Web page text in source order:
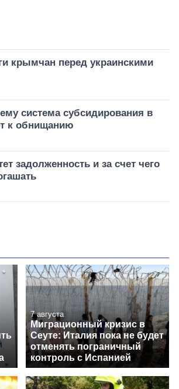
крымчан перед украинскими
система субсидирования в
к обнищанию
задолженность и за счет чего
7 августа
Миграционный кризис в
Сеуте: Италия пока не будет
отменять пограничный
контроль с Испанией